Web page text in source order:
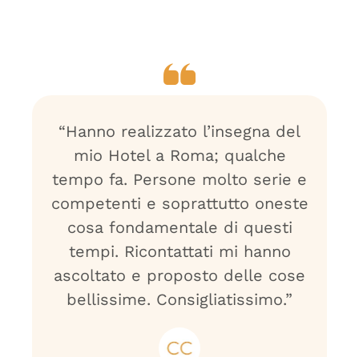
“Hanno realizzato l’insegna del
mio Hotel a Roma; qualche
tempo fa. Persone molto serie e
competenti e soprattutto oneste
cosa fondamentale di questi
tempi. Ricontattati mi hanno
ascoltato e proposto delle cose
bellissime. Consigliatissimo.”